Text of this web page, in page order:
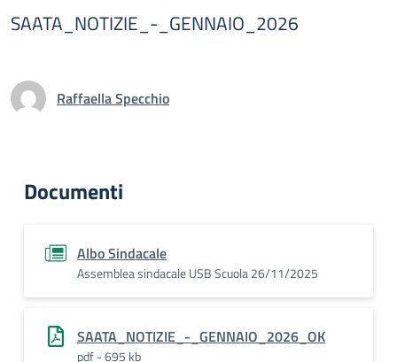
SAATA_NOTIZIE_-_GENNAIO_2026
Raffaella Specchio
Documenti
Albo Sindacale
Assemblea sindacale USB Scuola 26/11/2025
SAATA_NOTIZIE_-_GENNAIO_2026_OK
pdf - 695 kb